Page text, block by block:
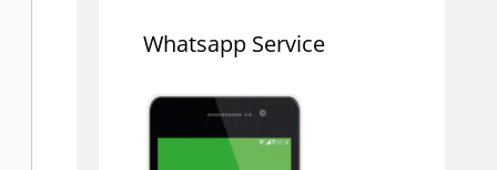
Whatsapp Service